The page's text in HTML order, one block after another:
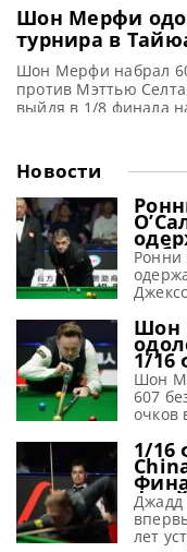
Шон Мерфи
турнира в
рекорд
Шон Мерфи набрал
против Мэттью
выйдя в 1/8 финала
набранных подряд
воскресенье Мерфи
против Мэттью
Новости
1/8
Ронни
2026,
2026.
35-й
Шон
1/16
Шон
607
очков
Селта,
его со
выйдя
на
Open
1/16
vs
Джадд
лет